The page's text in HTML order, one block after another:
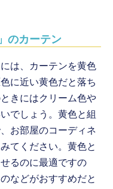
のカーテン
は、カーテンを黄色
に近い黄色だと落ち
きにはクリーム色や
でしょう。黄色と組
お部屋のコーディネ
てください。黄色と
るのに最適ですの
などがおすすめだと